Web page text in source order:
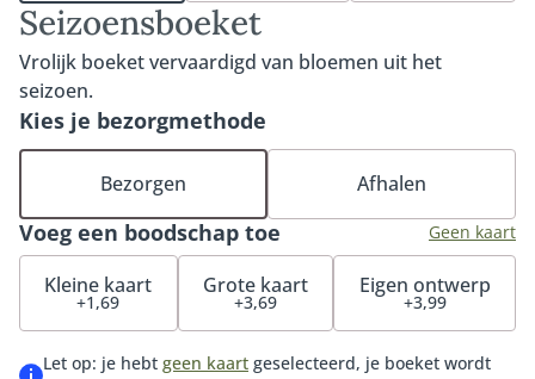
Seizoensboeket
Vrolijk boeket vervaardigd van bloemen uit het
seizoen.
Voeg een boodschap toe Geen kaart
Kleine kaart
+1,69
Grote kaart
+3,69
Eigen ontwerp
+3,99
Let op: je hebt geen kaart geselecteerd, je boeket wordt
Kies je bezorgmethode
Bezorgen Afhalen